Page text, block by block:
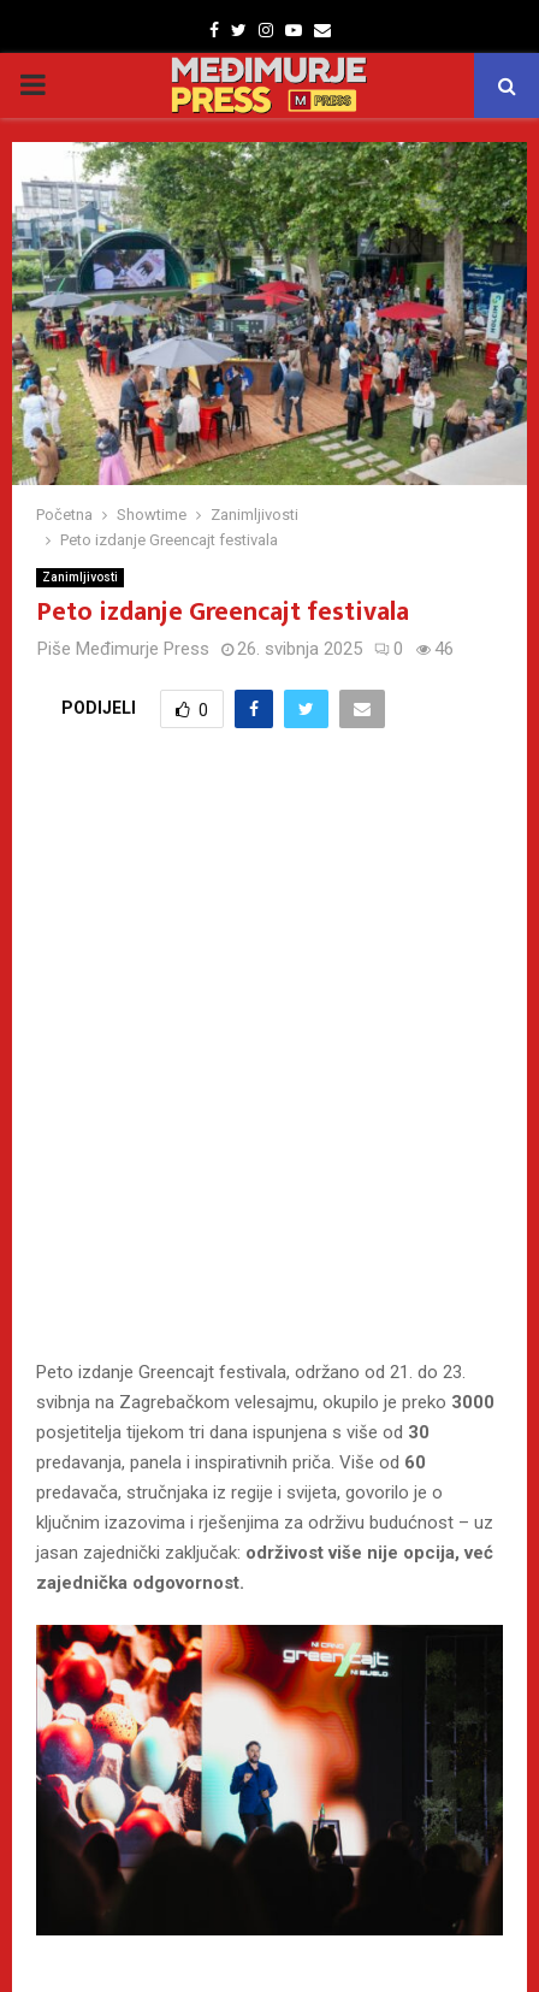
Facebook
TwitterInstagram
Youtube
Email
PRIMARY
MENU
Početna Showtime
Zanimljivosti
Peto izdanje Greencajt festivala
Zanimljivosti
Peto izdanje Greencajt festivala
Piše Međimurje Press 26. svibnja 2025 0 46
PODIJELI 0
Peto izdanje Greencajt festivala, održano od 21. do 23.
svibnja na Zagrebačkom velesajmu, okupilo je preko 3000
posjetitelja tijekom tri dana ispunjena s više od 30
predavanja, panela i inspirativnih priča. Više od 60
predavača, stručnjaka iz regije i svijeta, govorilo je o
ključnim izazovima i rješenjima za održivu budućnost – uz
jasan zajednički zaključak: održivost više nije opcija, već
zajednička odgovornost.